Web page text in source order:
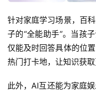
针对家庭学习场景，百
子的“全能助手”。当孩
仅能及时回答具体的位
热门打卡地，让知识获取
此外，AI互还能为家庭